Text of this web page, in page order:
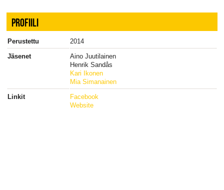
PROFIILI
Perustettu
2014
Jäsenet
Aino Juutilainen
Henrik Sandås
Kari Ikonen
Mia Simanainen
Linkit
Facebook
Website